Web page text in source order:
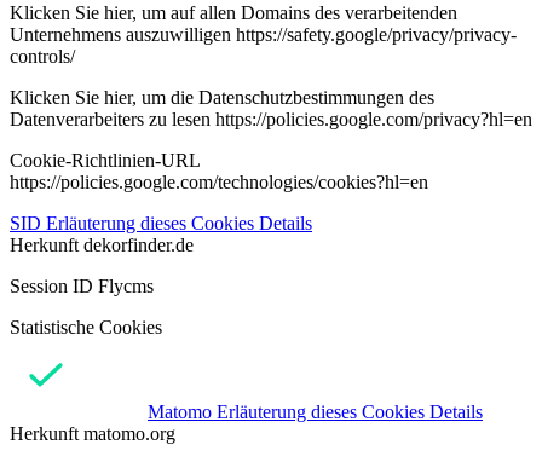
Klicken Sie hier, um auf allen Domains des verarbeitenden
Unternehmens auszuwilligen https://safety.google/privacy/privacy-
controls/
Klicken Sie hier, um die Datenschutzbestimmungen des
Datenverarbeiters zu lesen https://policies.google.com/privacy?hl=en
Cookie-Richtlinien-URL
https://policies.google.com/technologies/cookies?hl=en
SID Erläuterung dieses Cookies Details
Herkunft dekorfinder.de
Session ID Flycms
Statistische Cookies
Matomo Erläuterung dieses Cookies Details
Herkunft matomo.org